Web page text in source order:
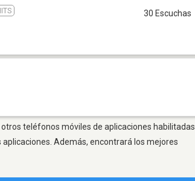
30 Escuchas
teléfonos móviles de aplicaciones habilitadas.
Además, encontrará los mejores